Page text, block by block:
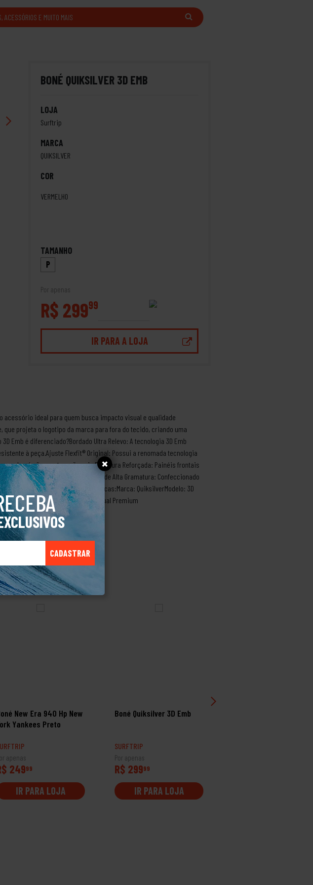
CADASTRAR
BONÉ QUIKSILVER 3D EMB
LOJA
Surftrip
MARCA
QUIKSILVER
COR
VERMELHO
TAMANHO
P
Por apenas
R$ 29999
IR PARA A LOJA
o acessório ideal para quem busca impacto visual e qualidade
que projeta o logotipo da marca para fora do tecido, criando uma
Emb é diferenciado?Bordado Ultra Relevo: A tecnologia 3D Emb
à peça.Ajuste Flexfit® Original: Possui a renomada tecnologia
o boné não aperte e não caia.Estrutura Reforçada: Painéis frontais
com aparência de novo.Tecido de Alta Gramatura: Confeccionado
natural.Especificações Técnicas:Marca: QuiksilverModelo: 3D
(Stretch Fit)Estilo: Esportivo / Casual Premium
GOSTE
New Era 940 Hp New
Yankees Preto
apenas
24999
IR PARA LOJA
Boné Quiksilver 3D Emb
SURFTRIP
Por apenas
R$ 29999
IR PARA LOJA